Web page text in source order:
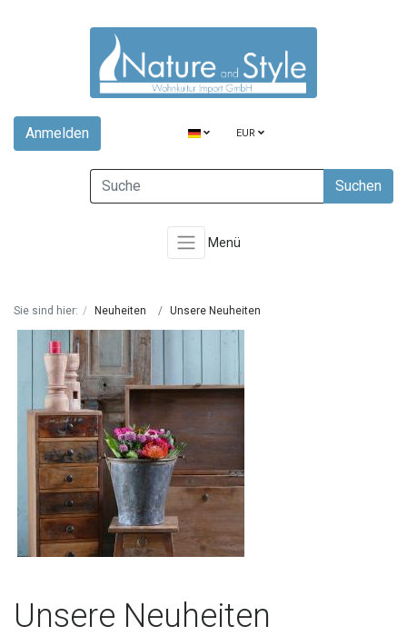
Anmelden EUR
Suchen
Menü
Sie sind hier: Neuheiten Unsere Neuheiten
Unsere Neuheiten